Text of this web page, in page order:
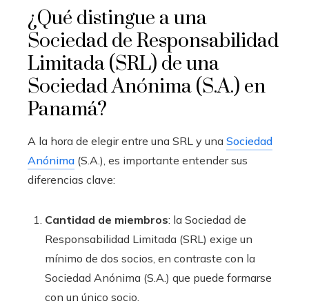
¿Qué distingue a una
Sociedad de Responsabilidad
Limitada (SRL) de una
Sociedad Anónima (S.A.) en
Panamá?
A la hora de elegir entre una SRL y una Sociedad
Anónima (S.A.), es importante entender sus
diferencias clave:
Cantidad de miembros: la Sociedad de
Responsabilidad Limitada (SRL) exige un
mínimo de dos socios, en contraste con la
Sociedad Anónima (S.A.) que puede formarse
con un único socio.